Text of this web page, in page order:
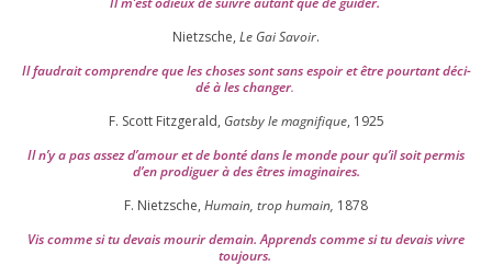
Nietzsche, Le Gai Savoir.
Il fau­drait com­prendre que les choses sont sans espoir et être pour­tant déci­
dé à les chan­ger.
F. Scott Fitzgerald, Gatsby le magni­fique, 1925
Il n’y a pas assez d’a­mour et de bon­té dans le monde pour qu’il soit per­mis
d’en pro­di­guer à des êtres imaginaires.
F. Nietzsche, Humain, trop humain, 1878
Vis comme si tu devais mou­rir demain. Apprends comme si tu devais vivre
toujours.